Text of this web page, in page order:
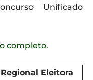
Unificado
completo.
Eleitora